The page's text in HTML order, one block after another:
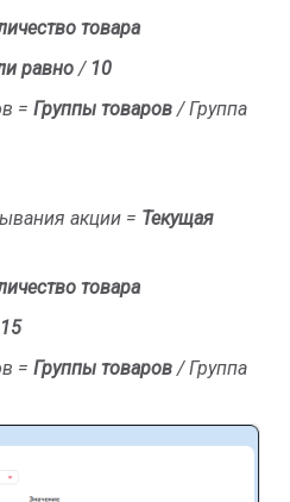
товара
равно / 10
= Группы товаров / Группа
акции = Текущая
товара
15
= Группы товаров / Группа